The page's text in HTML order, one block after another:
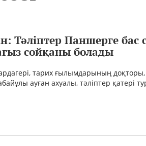
Тәліптер Паншерге бас
сойқаны болады
тарих ғылымдарының
ауған ахуалы, тәліптер қатері